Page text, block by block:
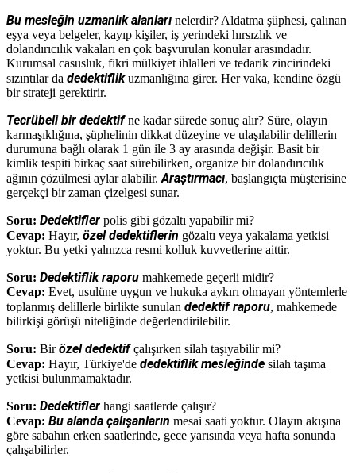
Bu mesleğin uzmanlık alanları nelerdir? Aldatma şüphesi, çalınan
eşya veya belgeler, kayıp kişiler, iş yerindeki hırsızlık ve
dolandırıcılık vakaları en çok başvurulan konular arasındadır.
Kurumsal casusluk, fikri mülkiyet ihlalleri ve tedarik zincirindeki
sızıntılar da dedektiflikuzmanlığına girer. Her vaka, kendine özgü
bir strateji gerektirir.
Tecrübeli bir dedektifne kadar sürede sonuç alır? Süre, olayın
karmaşıklığına, şüphelinin dikkat düzeyine ve ulaşılabilir delillerin
durumuna bağlı olarak 1 gün ile 3 ay arasında değişir. Basit bir
kimlik tespiti birkaç saat sürebilirken, organize bir dolandırıcılık
ağının çözülmesi aylar alabilir. Araştırmacı, başlangıçta müşterisine
gerçekçi bir zaman çizelgesi sunar.
Soru: Dedektifler polis gibi gözaltı yapabilir mi?
Cevap: Hayır, özel dedektiflerin gözaltı veya yakalama yetkisi
yoktur. Bu yetki yalnızca resmi kolluk kuvvetlerine aittir.
Soru: Dedektiflik raporu mahkemede geçerli midir?
Cevap: Evet, usulüne uygun ve hukuka aykırı olmayan yöntemlerle
toplanmış delillerle birlikte sunulan dedektif raporu, mahkemede
bilirkişi görüşü niteliğinde değerlendirilebilir.
Soru: Birözel dedektifçalışırken silah taşıyabilir mi?
Cevap: Hayır, Türkiye'de dedektiflik mesleğinde silah taşıma
yetkisi bulunmamaktadır.
Soru: Dedektifler hangi saatlerde çalışır?
Cevap: Bu alanda çalışanların mesai saati yoktur. Olayın akışına
göre sabahın erken saatlerinde, gece yarısında veya hafta sonunda
çalışabilirler.